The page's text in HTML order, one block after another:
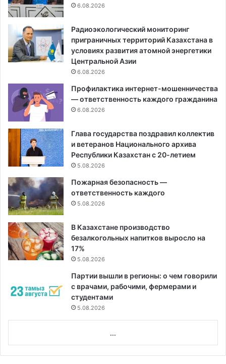
6.08.2026
Радиоэкологический мониторинг
приграничных территорий Казахстана в
условиях развития атомной энергетики
Центральной Азии
6.08.2026
Профилактика интернет-мошенничества
— ответственность каждого гражданина
6.08.2026
Глава государства поздравил коллектив
и ветеранов Национального архива
Республики Казахстан с 20-летием
5.08.2026
Пожарная безопасность —
ответственность каждого
5.08.2026
В Казахстане производство
безалкогольных напитков выросло на
17%
5.08.2026
Партии вышли в регионы: о чем говорили
с врачами, рабочими, фермерами и
студентами
5.08.2026
...